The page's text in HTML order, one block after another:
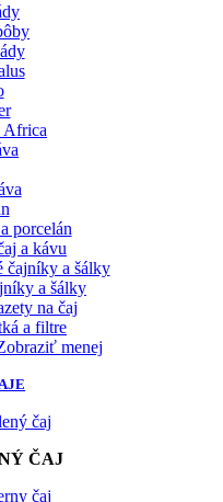
porcelán
a kávu
čajníky a šálky
a šálky
na čaj
a filtre
menej
ČAJ